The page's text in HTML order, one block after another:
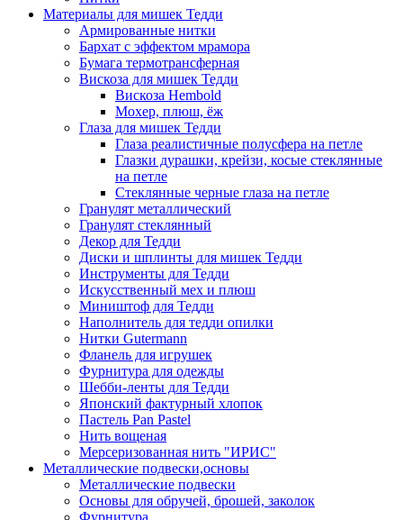
Материалы для мишек Тедди
Армированные нитки
Бархат с эффектом мрамора
Бумага термотрансферная
Вискоза для мишек Тедди
Вискоза Hembold
Мохер, плюш, ёж
Глаза для мишек Тедди
Глаза реалистичные полусфера на петле
Глазки дурашки, крейзи, косые стеклянные
на петле
Стеклянные черные глаза на петле
Гранулят металлический
Гранулят стеклянный
Декор для Тедди
Диски и шплинты для мишек Тедди
Инструменты для Тедди
Искусственный мех и плюш
Миништоф для Тедди
Наполнитель для тедди опилки
Нитки Gutermann
Фланель для игрушек
Фурнитура для одежды
Шебби-ленты для Тедди
Японский фактурный хлопок
Пастель Pan Pastel
Нить вощеная
Мерсеризованная нить "ИРИС"
Металлические подвески,основы
Металлические подвески
Основы для обручей, брошей, заколок
Фурнитура